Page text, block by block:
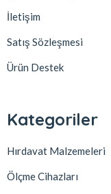
İletişim
Satış Sözleşmesi
Ürün Destek
Kategoriler
Hırdavat Malzemeleri
Ölçme Cihazları